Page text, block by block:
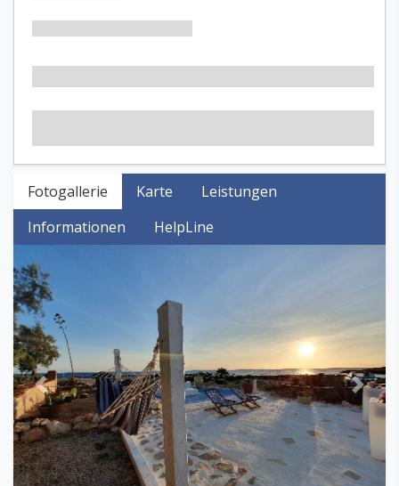
Fotogallerie Karte
Leistungen
Informationen
HelpLine
Previous Next